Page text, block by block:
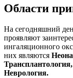
Области
На сегодняшний
проявляют
ингаляционного
них являются
Неврология.